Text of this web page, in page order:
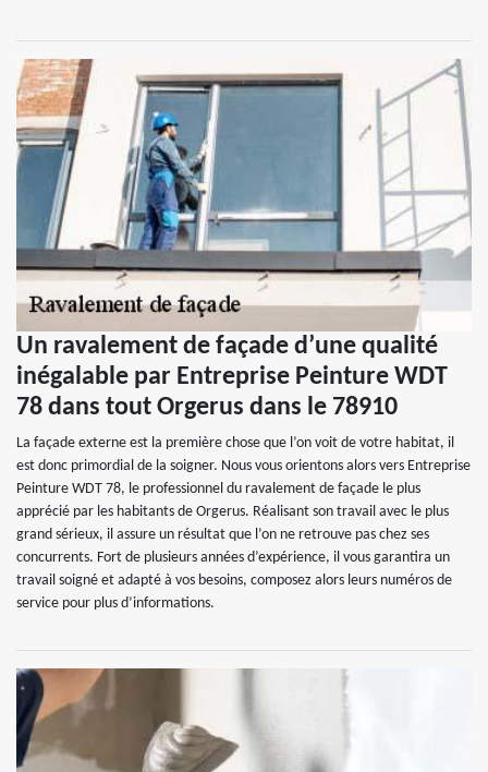
Un ravalement de façade d’une qualité
inégalable par Entreprise Peinture WDT
78 dans tout Orgerus dans le 78910
La façade externe est la première chose que l’on voit de votre habitat, il
est donc primordial de la soigner. Nous vous orientons alors vers Entreprise
Peinture WDT 78, le professionnel du ravalement de façade le plus
apprécié par les habitants de Orgerus. Réalisant son travail avec le plus
grand sérieux, il assure un résultat que l’on ne retrouve pas chez ses
concurrents. Fort de plusieurs années d’expérience, il vous garantira un
travail soigné et adapté à vos besoins, composez alors leurs numéros de
service pour plus d’informations.